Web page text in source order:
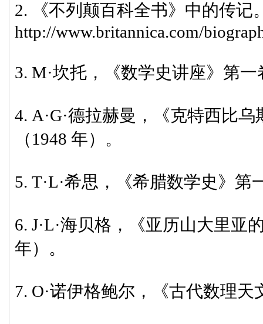
2. 《不列颠百科全书》中的传记
http://www.britannica.com/
3. M·坎托，《数学史讲座》第
4. A·G·德拉赫曼，《克特西比
（1948 年）。
5. T·L·希思，《希腊数学史》第
6. J·L·海贝格，《亚历山大里亚
年）。
7. O·诺伊格鲍尔，《古代数理